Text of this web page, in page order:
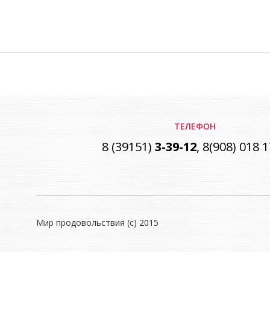
ТЕЛЕФОН
8 (39151) 3-39-12, 8(908) 018
Мир продовольствия (с) 2015